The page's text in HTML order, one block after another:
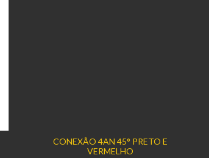
CONEXÃO 4AN 45° PRETO E
VERMELHO